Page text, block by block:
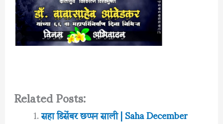
Related Posts:
सहा डिसेंबर छप्पन साली | Saha December